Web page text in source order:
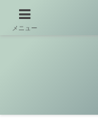
メニュー